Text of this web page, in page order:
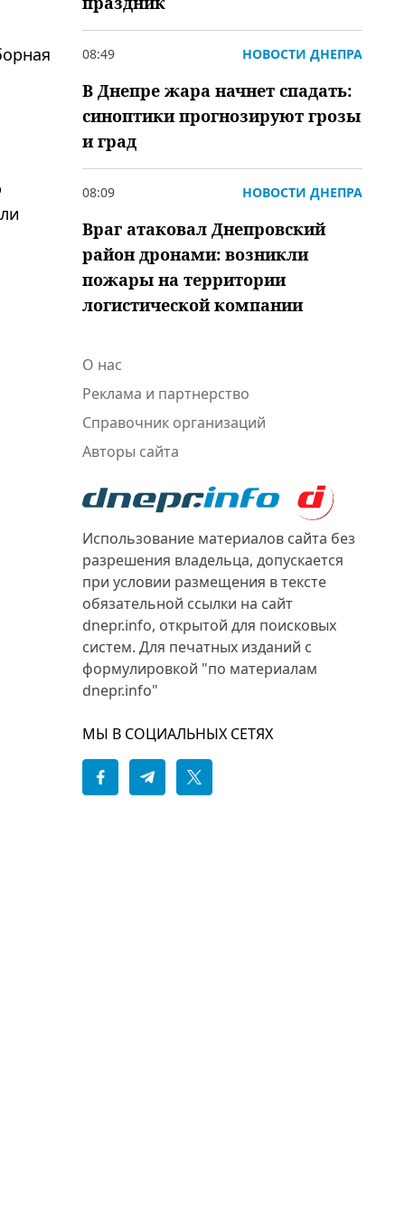
08:49 НОВОСТИ ДНЕПРА
В Днепре жара начнет спадать:
синоптики прогнозируют грозы
и град
08:09 НОВОСТИ ДНЕПРА
Враг атаковал Днепровский
район дронами: возникли
пожары на территории
логистической компании
О нас
Реклама и партнерство
Справочник организаций
Авторы сайта
Использование материалов сайта без
разрешения владельца, допускается
при условии размещения в тексте
обязательной ссылки на сайт
dnepr.info, открытой для поисковых
систем. Для печатных изданий с
формулировкой "по материалам
dnepr.info"
МЫ В СОЦИАЛЬНЫХ СЕТЯХ